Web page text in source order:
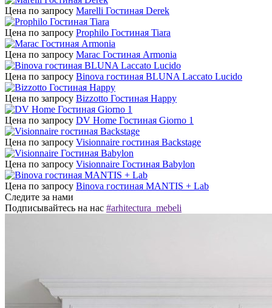
Цена по запросу Marelli Гостиная Derek
Цена по запросу Prophilo Гостиная Tiara
Цена по запросу Marac Гостиная Armonia
Цена по запросу Binova гостиная BLUNA Laccato Lucido
Цена по запросу Bizzotto Гостиная Happy
Цена по запросу DV Home Гостиная Giorno 1
Цена по запросу Visionnaire гостиная Backstage
Цена по запросу Visionnaire Гостиная Babylon
Цена по запросу Binova гостиная MANTIS + Lab
Следите за нами
Подписывайтесь на нас #arhitectura_mebeli